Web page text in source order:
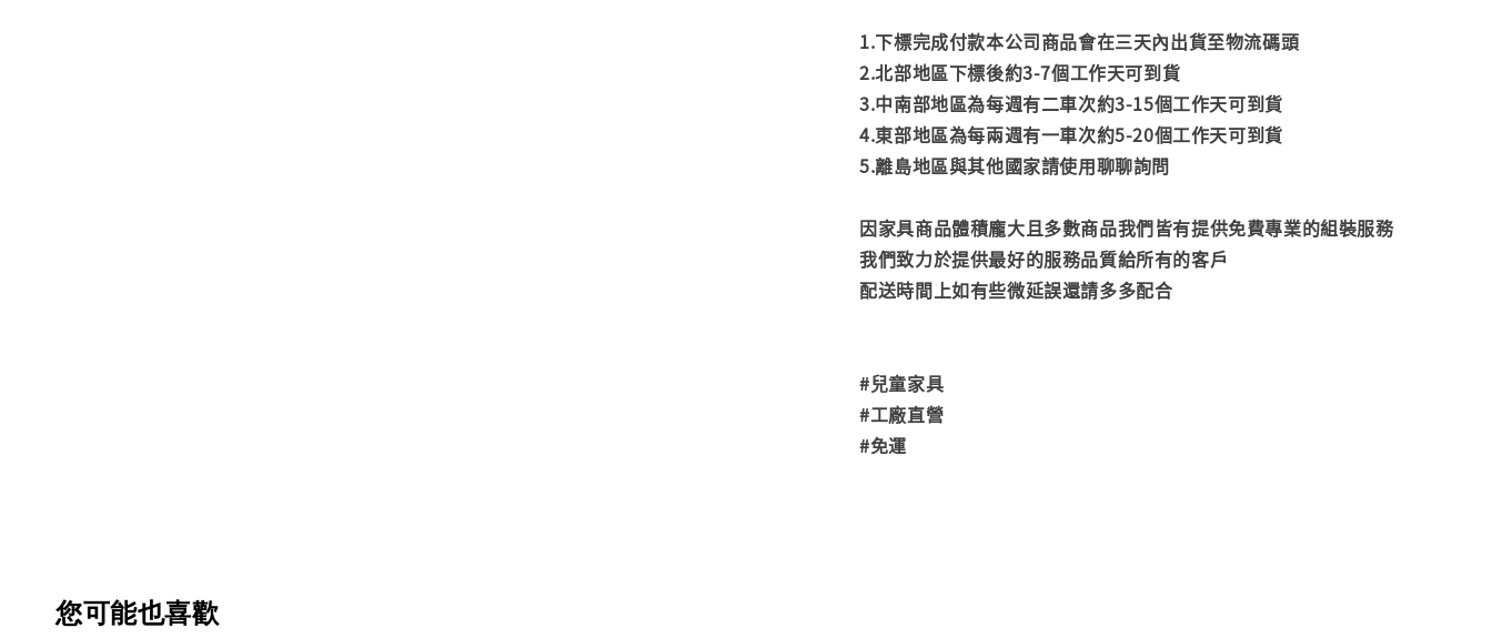
1.下標完成付款本公司商品會在三天內出貨至物流碼頭
2.北部地區下標後約3-7個工作天可到貨
3.中南部地區為每週有二車次約3-15個工作天可到貨
4.東部地區為每兩週有一車次約5-20個工作天可到貨
5.離島地區與其他國家請使用聊聊詢問
因家具商品體積龐大且多數商品我們皆有提供免費專業的組裝服務
我們致力於提供最好的服務品質給所有的客戶
配送時間上如有些微延誤還請多多配合
#兒童家具
#工廠直營
#免運
您可能也喜歡